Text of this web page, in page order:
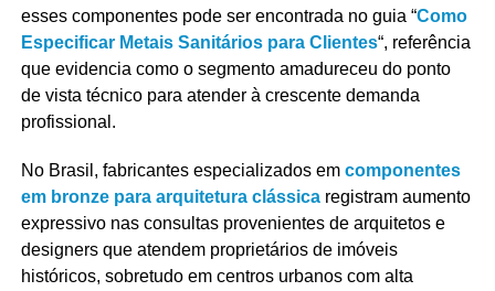
esses componentes pode ser encontrada no guia “Como
Especificar Metais Sanitários para Clientes“, referência
que evidencia como o segmento amadureceu do ponto
de vista técnico para atender à crescente demanda
profissional.
No Brasil, fabricantes especializados em componentes
em bronze para arquitetura clássicaregistram aumento
expressivo nas consultas provenientes de arquitetos e
designers que atendem proprietários de imóveis
históricos, sobretudo em centros urbanos com alta